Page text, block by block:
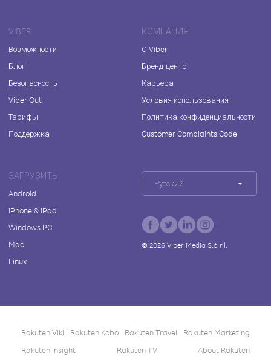
VIBER
Возможности
Блог
Безопасность
Viber Out
Тарифы
Поддержка
КОМПАНИЯ
О Viber
Бренд-центр
Карьера
Условия использования
Политика конфиденциальности
Customer Complaints Code
ЗАГРУЗИТЬ
Android
iPhone & iPad
Windows PC
Mac
Linux
Русский
© 2026Viber Media S.à r.l.
Rakuten Viki Rakuten Kobo Rakuten Travel
Rakuten Marketing
Rakuten Insight
Rakuten TV About Rakuten